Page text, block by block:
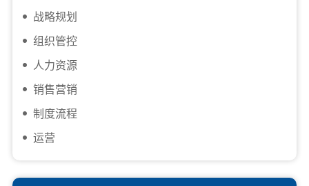
战略规划
组织管控
人力资源
销售营销
制度流程
运营